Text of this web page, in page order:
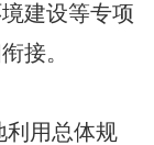
建设等专项
接。
用总体规